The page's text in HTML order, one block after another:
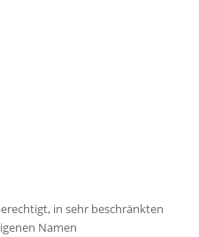
in sehr beschränkten
Namen